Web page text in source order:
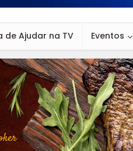
de Ajudar na TV Eventos